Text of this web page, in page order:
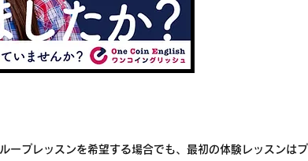
プレッスンを希望する場合でも、最初の体験レッスンはプ